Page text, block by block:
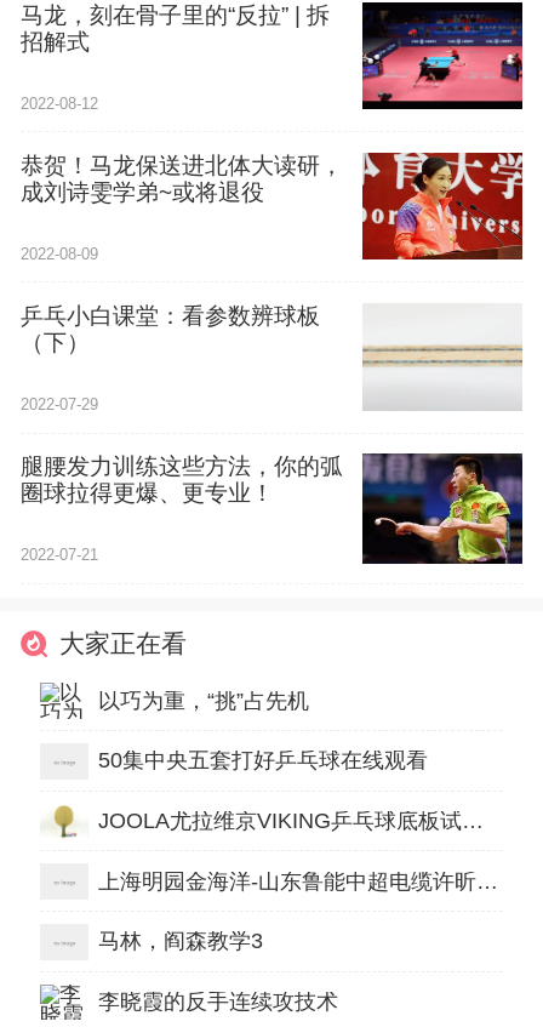
马龙，刻在骨子里的“反拉” | 拆
招解式
2022-08-12
恭贺！马龙保送进北体大读研，
成刘诗雯学弟~或将退役
2022-08-09
乒乓小白课堂：看参数辨球板
（下）
2022-07-29
腿腰发力训练这些方法，你的弧
圈球拉得更爆、更专业！
2022-07-21
大家正在看
以巧为重，“挑”占先机
50集中央五套打好乒乓球在线观看
JOOLA尤拉维京VIKING乒乓球底板试打体会（塑料球利器）
上海明园金海洋-山东鲁能中超电缆许昕张洋vs张继科柳洋
马林，阎森教学3
李晓霞的反手连续攻技术